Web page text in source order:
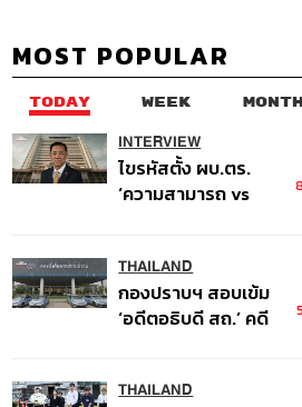
MOST POPULAR
TODAY WEEK MONTH
INTERVIEW
ไขรหัสตั้ง ผบ.ตร.
‘ความสามารถ vs
พล.ต.อ. เอก อังสนา
นนท์
THAILAND
กองปราบฯ สอบเข้ม
‘อดีตอธิบดี สถ.’ คดี
ป.ป.ช. 12 ส.ค. นี้
THAILAND